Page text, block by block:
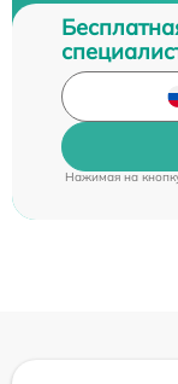
Нажимая на